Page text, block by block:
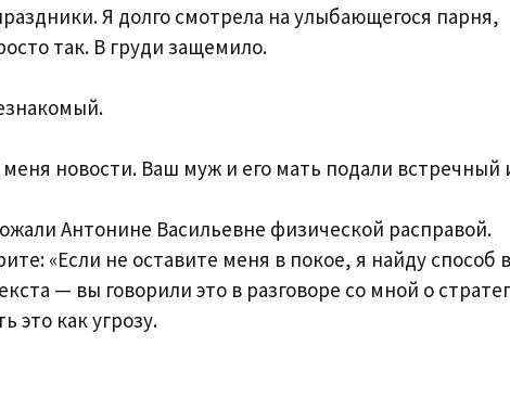
Я долго смотрела на улыбающегося парня,
так. В груди защемило.
новости. Ваш муж и его мать подали встречный
Антонине Васильевне физической расправой.
«Если не оставите меня в покое, я найду способ
— вы говорили это в разговоре со мной о
это как угрозу.